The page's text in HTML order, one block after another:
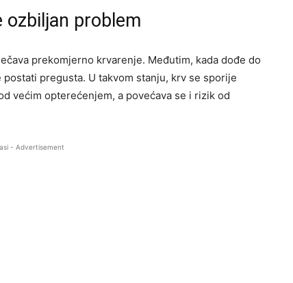
ozbiljan problem
prekomjerno krvarenje. Međutim, kada dođe do
pregusta. U takvom stanju, krv se sporije
većim opterećenjem, a povećava se i rizik od
- Advertisement